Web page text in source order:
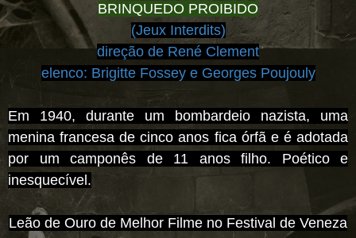
BRINQUEDO PROIBIDO
(Jeux Interdits)
direção de René Clement
elenco: Brigitte Fossey e Georges Poujouly
Em 1940, durante um bombardeio nazista, uma
menina francesa de cinco anos fica órfã e é adotada
por um camponês de 11 anos filho. Poético e
inesquecível.
Leão de Ouro de Melhor Filme no Festival de Veneza